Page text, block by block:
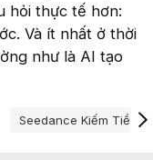
hỏi thực tế hơn:
Và ít nhất ở thời
như là AI tạo
Seedance Kiếm Tiền